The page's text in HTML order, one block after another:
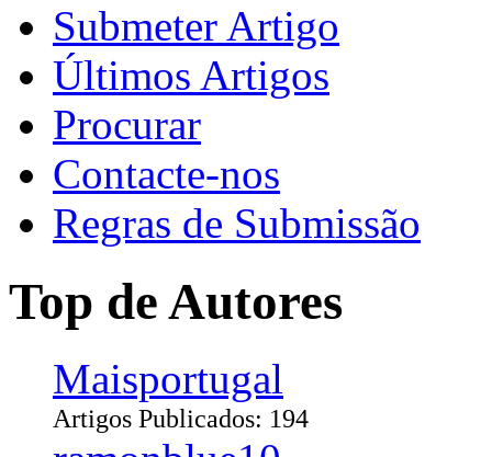
Submeter Artigo
Últimos Artigos
Procurar
Contacte-nos
Regras de Submissão
Top de Autores
Maisportugal
Artigos Publicados: 194